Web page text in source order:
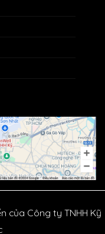
của Công ty TNHH Kỹ